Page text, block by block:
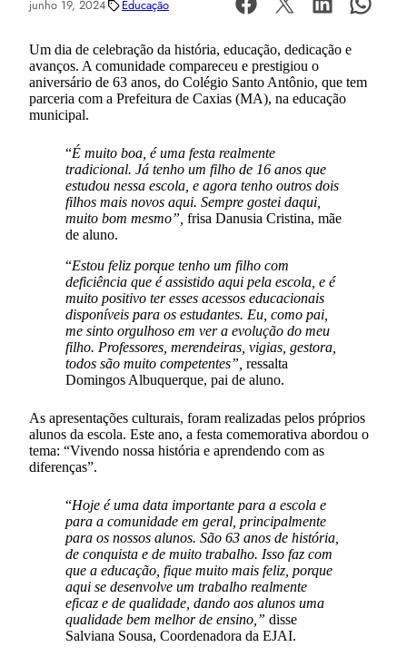
junho 19, 2024 Educação
Um dia de celebração da história, educação, dedicação e
avanços. A comunidade compareceu e prestigiou o
aniversário de 63 anos, do Colégio Santo Antônio, que tem
parceria com a Prefeitura de Caxias (MA), na educação
municipal.
“É muito boa, é uma festa realmente
tradicional. Já tenho um filho de 16 anos que
estudou nessa escola, e agora tenho outros dois
filhos mais novos aqui. Sempre gostei daqui,
muito bom mesmo”, frisa Danusia Cristina, mãe
de aluno.
“Estou feliz porque tenho um filho com
deficiência que é assistido aqui pela escola, e é
muito positivo ter esses acessos educacionais
disponíveis para os estudantes. Eu, como pai,
me sinto orgulhoso em ver a evolução do meu
filho. Professores, merendeiras, vigias, gestora,
todos são muito competentes”, ressalta
Domingos Albuquerque, pai de aluno.
As apresentações culturais, foram realizadas pelos próprios
alunos da escola. Este ano, a festa comemorativa abordou o
tema: “Vivendo nossa história e aprendendo com as
diferenças”.
“Hoje é uma data importante para a escola e
para a comunidade em geral, principalmente
para os nossos alunos. São 63 anos de história,
de conquista e de muito trabalho. Isso faz com
que a educação, fique muito mais feliz, porque
aqui se desenvolve um trabalho realmente
eficaz e de qualidade, dando aos alunos uma
qualidade bem melhor de ensino,” disse
Salviana Sousa, Coordenadora da EJAI.